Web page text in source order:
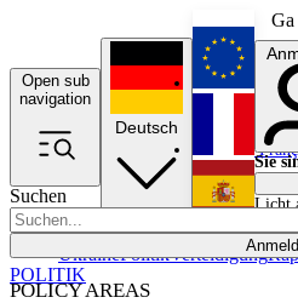
Ga
Open sub
navigation
Suchen
POLICY AREAS
UkrainePolitikVerteidigung
Deutsch
Sie
Licht
POLITIK